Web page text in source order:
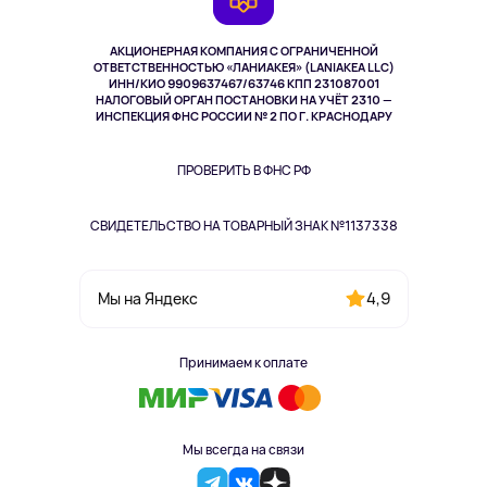
АКЦИОНЕРНАЯ КОМПАНИЯ С ОГРАНИЧЕННОЙ
ОТВЕТСТВЕННОСТЬЮ «ЛАНИАКЕЯ» (LANIAKEA LLC)
ИНН/КИО 9909637467/63746 КПП 231087001
НАЛОГОВЫЙ ОРГАН ПОСТАНОВКИ НА УЧЁТ 2310 —
ИНСПЕКЦИЯ ФНС РОССИИ № 2 ПО Г. КРАСНОДАРУ
ПРОВЕРИТЬ В ФНС РФ
СВИДЕТЕЛЬСТВО НА ТОВАРНЫЙ ЗНАК №1137338
Мы на Яндекс 4,9
Принимаем к оплате
Мы всегда на связи
Здоровье питомцев
Одежда и аксессуары